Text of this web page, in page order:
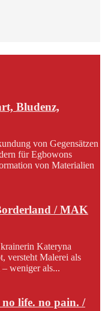
Bludenz,
von Gegensätzen
für Egbowons
von Materialien
/ MAK
Kateryna
versteht Malerei als
weniger als...
life. no pain. /